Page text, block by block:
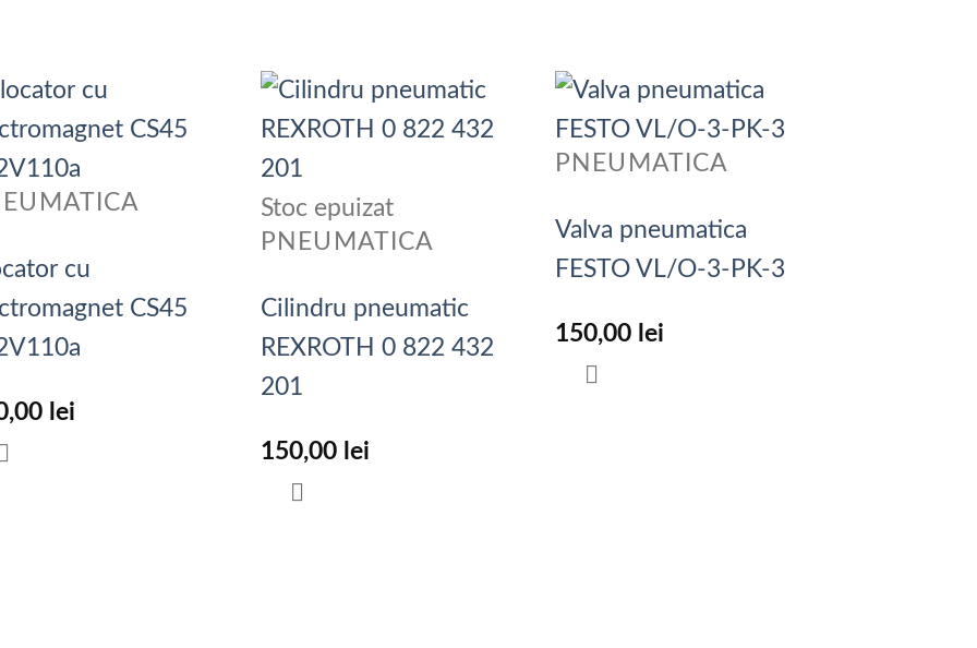
cu
CS45
lei
Stoc epuizat
PNEUMATICA
Cilindru pneumatic
REXROTH 0 822 432
201
150,00 lei
PNEUMATICA
Valva pneumatica
FESTO VL/O-3-PK-3
150,00 lei